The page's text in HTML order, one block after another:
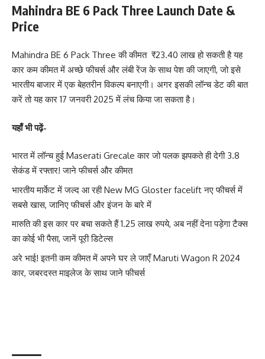
Mahindra BE 6 Pack Three Launch Date &
Price
Mahindra BE 6 Pack Three की कीमत ₹23.40 लाख हो सकती है यह
कार कम कीमत में अच्छे फीचर्स और लंबी रेंज के साथ पेश की जाएगी, जो इसे
भारतीय बाजार में एक बेहतरीन विकल्प बनाएगी। अगर इसकी लॉन्च डेट की बात
करें तो यह कार 17 जनवरी 2025 में लंच किया जा सकता है।
यहाँ भी पढ़ें-
भारत में लॉन्च हुई Maserati Grecale कार जो पलक झपकते ही देगी 3.8
सेकंड में रफ्तार! जाने फीचर्स और कीमत
भारतीय मार्केट में जल्द आ रही New MG Gloster facelift नए फीचर्स में
सबसे खास, जानिए फीचर्स और इंजन के बारे में
मारुति की इस कार पर बचा सकते हैं 1.25 लाख रुपये, अब नहीं देना पड़ेगा टैक्स
का कोई भी पैसा, जानें पूरी डिटेल्स
अरे भाई! इतनी कम कीमत में अपने घर ले जाएँ Maruti Wagon R 2024
कार, जबरदस्त माइलेज के साथ जाने फीचर्स